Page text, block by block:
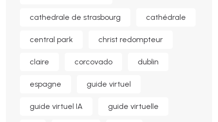
cathedrale de strasbourg cathédrale
central park christ redompteur
claire corcovado dublin
espagne guide virtuel
guide virtuel IA guide virtuelle